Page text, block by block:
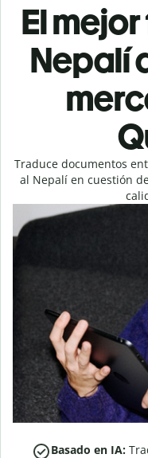
El
Nepalí
Traduce documentos
al Nepalí en cuestión
Basado en IA: